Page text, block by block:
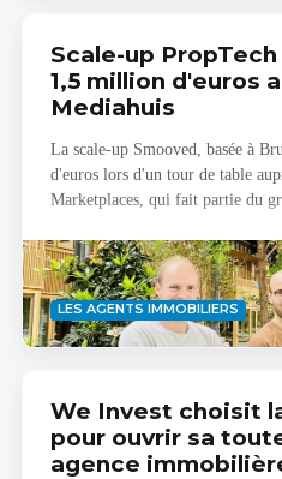
Scale-up
1,5 million d'euros
Mediahuis
La scale-up Smooved, basée à
d'euros lors d'un tour de table
Marketplaces, qui fait partie du
LES AGENTS IMMOBILIERS
We Invest choisit
pour ouvrir sa
agence